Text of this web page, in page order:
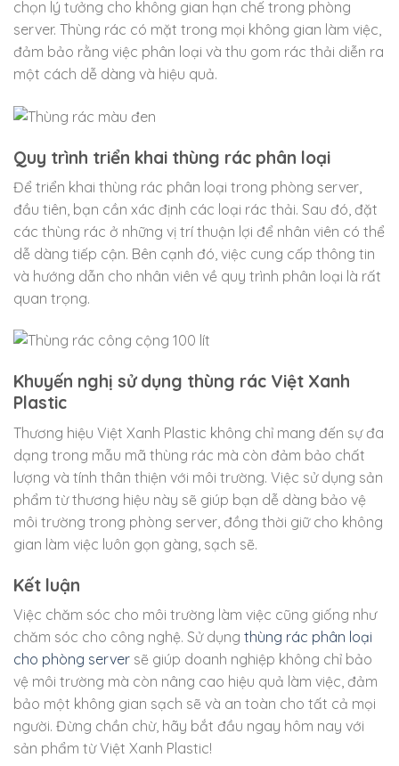
chọn lý tưởng cho không gian hạn chế trong phòng
server. Thùng rác có mặt trong mọi không gian làm việc,
đảm bảo rằng việc phân loại và thu gom rác thải diễn ra
một cách dễ dàng và hiệu quả.
Quy trình triển khai thùng rác phân loại
Để triển khai thùng rác phân loại trong phòng server,
đầu tiên, bạn cần xác định các loại rác thải. Sau đó, đặt
các thùng rác ở những vị trí thuận lợi để nhân viên có thể
dễ dàng tiếp cận. Bên cạnh đó, việc cung cấp thông tin
và hướng dẫn cho nhân viên về quy trình phân loại là rất
quan trọng.
Khuyến nghị sử dụng thùng rác Việt Xanh
Plastic
Thương hiệu Việt Xanh Plastic không chỉ mang đến sự đa
dạng trong mẫu mã thùng rác mà còn đảm bảo chất
lượng và tính thân thiện với môi trường. Việc sử dụng sản
phẩm từ thương hiệu này sẽ giúp bạn dễ dàng bảo vệ
môi trường trong phòng server, đồng thời giữ cho không
gian làm việc luôn gọn gàng, sạch sẽ.
Kết luận
Việc chăm sóc cho môi trường làm việc cũng giống như
chăm sóc cho công nghệ. Sử dụng thùng rác phân loại
cho phòng server sẽ giúp doanh nghiệp không chỉ bảo
vệ môi trường mà còn nâng cao hiệu quả làm việc, đảm
bảo một không gian sạch sẽ và an toàn cho tất cả mọi
người. Đừng chần chừ, hãy bắt đầu ngay hôm nay với
sản phẩm từ Việt Xanh Plastic!